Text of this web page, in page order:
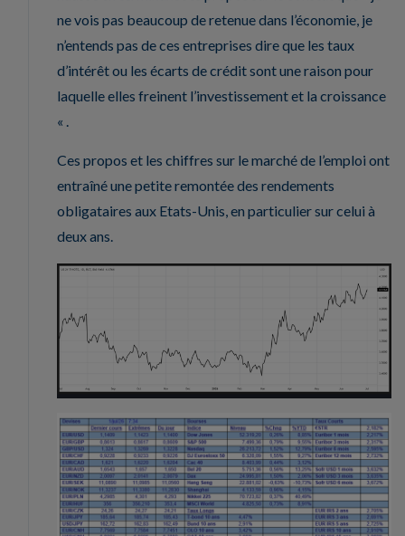
ne vois pas beaucoup de retenue dans l’économie, je
n’entends pas de ces entreprises dire que les taux
d’intérêt ou les écarts de crédit sont une raison pour
laquelle elles freinent l’investissement et la croissance
« .
Ces propos et les chiffres sur le marché de l’emploi ont
entraîné une petite remontée des rendements
obligataires aux Etats-Unis, en particulier sur celui à
deux ans.